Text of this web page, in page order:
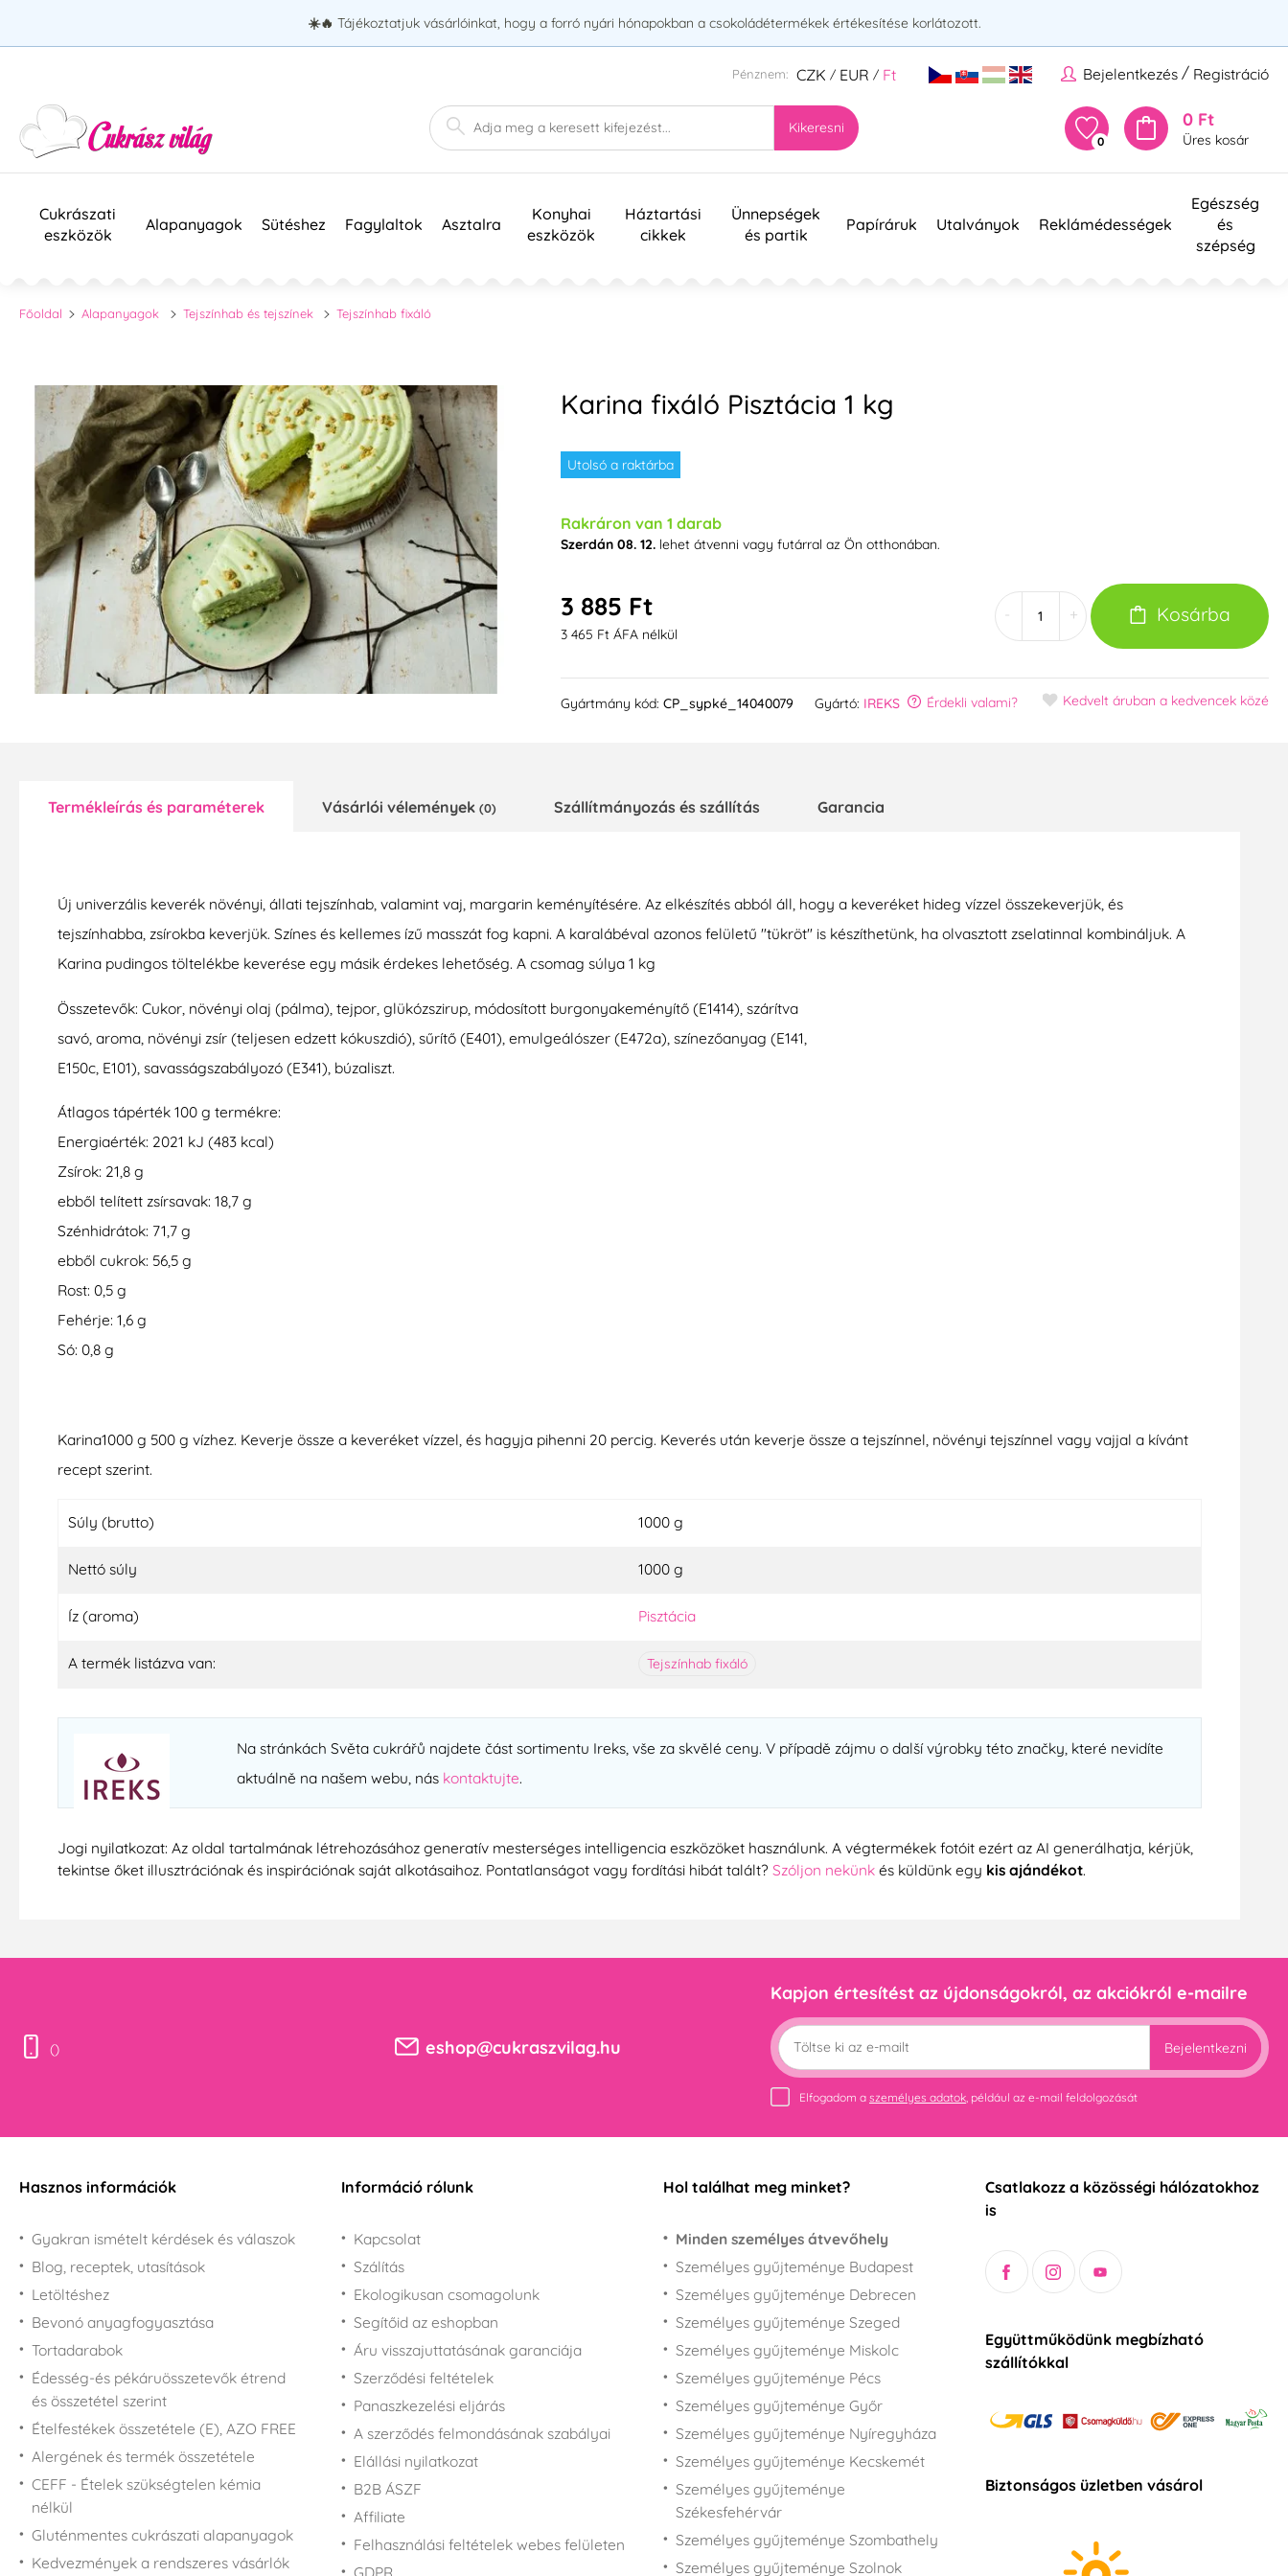
☀️🔥 Tájékoztatjuk vásárlóinkat, hogy a forró nyári hónapokban a csokoládétermékek értékesítése korlátozott.
Bejelentkezés / Registráció
Pénznem: CZK / EUR / Ft
Kikeresni
0
0 Ft
Üres kosár
Cukrászati
eszközök
Alapanyagok Sütéshez Fagylaltok Asztalra
Konyhai
eszközök
Háztartási
cikkek
Ünnepségek
és partik
Papíráruk Utalványok Reklámédességek
Egészség
és
szépség
Főoldal Alapanyagok Tejszínhab és tejszínek Tejszínhab fixáló
Karina fixáló Pisztácia 1 kg
Utolsó a raktárba
Rakráron van 1 darab
Szerdán 08. 12.lehet átvenni vagy futárral az Ön otthonában.
3 885 Ft
3 465 Ft ÁFA nélkül
+ Kosárba
Gyártmány kód: CP_sypké_14040079 Gyártó: IREKS Érdekli valami? Kedvelt áruban a kedvencek közé
Termékleírás és paraméterek Vásárlói vélemények (0) Szállítmányozás és szállítás Garancia
Új univerzális keverék növényi, állati tejszínhab, valamint vaj, margarin keményítésére. Az elkészítés abból áll, hogy a keveréket hideg vízzel összekeverjük, és
tejszínhabba, zsírokba keverjük. Színes és kellemes ízű masszát fog kapni. A karalábéval azonos felületű "tükröt" is készíthetünk, ha olvasztott zselatinnal kombináljuk. A
Karina pudingos töltelékbe keverése egy másik érdekes lehetőség. A csomag súlya 1 kg
Összetevők: Cukor, növényi olaj (pálma), tejpor, glükózszirup, módosított burgonyakeményítő (E1414), szárítva
savó, aroma, növényi zsír (teljesen edzett kókuszdió), sűrítő (E401), emulgeálószer (E472a), színezőanyag (E141,
E150c, E101), savasságszabályozó (E341), búzaliszt.
Átlagos tápérték 100 g termékre:
Energiaérték: 2021 kJ (483 kcal)
Zsírok: 21,8 g
ebből telített zsírsavak: 18,7 g
Szénhidrátok: 71,7 g
ebből cukrok: 56,5 g
Rost: 0,5 g
Fehérje: 1,6 g
Só: 0,8 g
Karina1000 g 500 g vízhez. Keverje össze a keveréket vízzel, és hagyja pihenni 20 percig. Keverés után keverje össze a tejszínnel, növényi tejszínnel vagy vajjal a kívánt
recept szerint.
Súly (brutto) 1000 g
Nettó súly 1000 g
Íz (aroma) Pisztácia
A termék listázva van: Tejszínhab fixáló
Na stránkách Světa cukrářů najdete část sortimentu Ireks, vše za skvělé ceny. V případě zájmu o další výrobky této značky, které nevidíte
aktuálně na našem webu, nás kontaktujte.
Jogi nyilatkozat: Az oldal tartalmának létrehozásához generatív mesterséges intelligencia eszközöket használunk. A végtermékek fotóit ezért az AI generálhatja, kérjük,
tekintse őket illusztrációnak és inspirációnak saját alkotásaihoz. Pontatlanságot vagy fordítási hibát talált? Szóljon nekünk és küldünk egy kis ajándékot.
() eshop@cukraszvilag.hu
Kapjon értesítést az újdonságokról, az akciókról e-mailre
Bejelentkezni
Elfogadom a személyes adatok, például az e-mail feldolgozását
Hasznos információk
Gyakran ismételt kérdések és válaszok
Blog, receptek, utasítások
Letöltéshez
Bevonó anyagfogyasztása
Tortadarabok
Édesség-és pékáruösszetevők étrend
és összetétel szerint
Ételfestékek összetétele (E), AZO FREE
Alergének és termék összetétele
CEFF - Ételek szükségtelen kémia
nélkül
Gluténmentes cukrászati alapanyagok
Kedvezmények a rendszeres vásárlók
Információ rólunk
Kapcsolat
Szálítás
Ekologikusan csomagolunk
Segítőid az eshopban
Áru visszajuttatásának garanciája
Szerződési feltételek
Panaszkezelési eljárás
A szerződés felmondásának szabályai
Elállási nyilatkozat
B2B ÁSZF
Affiliate
Felhasználási feltételek webes felületen
Hol találhat meg minket?
Minden személyes átvevőhely
Személyes gyűjteménye Budapest
Személyes gyűjteménye Debrecen
Személyes gyűjteménye Szeged
Személyes gyűjteménye Miskolc
Személyes gyűjteménye Pécs
Személyes gyűjteménye Győr
Személyes gyűjteménye Nyíregyháza
Személyes gyűjteménye Kecskemét
Személyes gyűjteménye
Székesfehérvár
Személyes gyűjteménye Szombathely
Személyes gyűjteménye Szolnok
Csatlakozz a közösségi hálózatokhoz
is
Együttműködünk megbízható
szállítókkal
Biztonságos üzletben vásárol